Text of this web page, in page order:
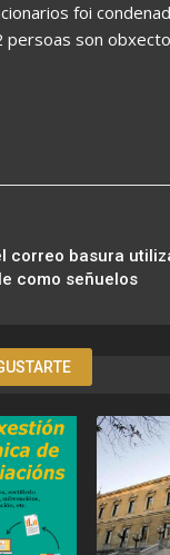
foi
persoas son
correo basura
como señuelos